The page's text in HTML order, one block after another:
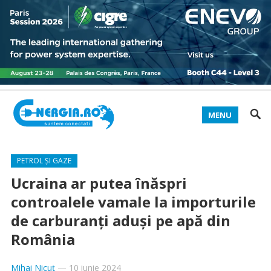
MENU
PETROL ȘI GAZE
Ucraina ar putea înăspri
controalele vamale la importurile
de carburanți aduși pe apă din
România
Mihai Nicuț— 10 iunie 2024